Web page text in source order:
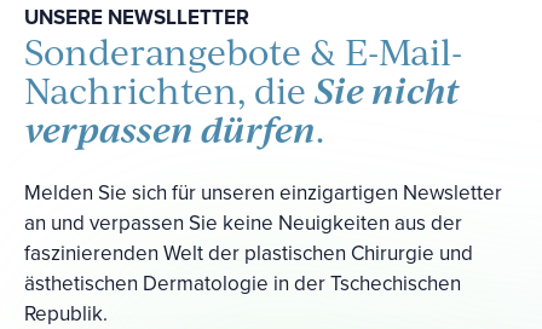
UNSERE NEWSLLETTER
Sonderangebote & E-Mail-
Nachrichten, die Sie nicht
verpassen dürfen.
Melden Sie sich für unseren einzigartigen Newsletter
an und verpassen Sie keine Neuigkeiten aus der
faszinierenden Welt der plastischen Chirurgie und
ästhetischen Dermatologie in der Tschechischen
Republik.